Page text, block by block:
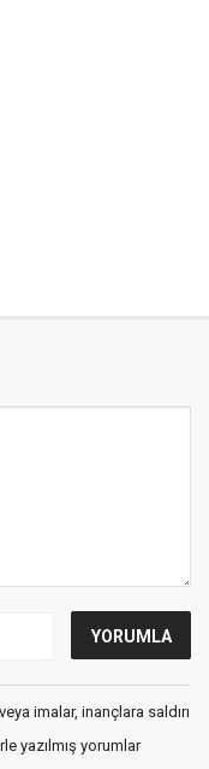
imalar, inançlara saldırı
yazılmış yorumlar